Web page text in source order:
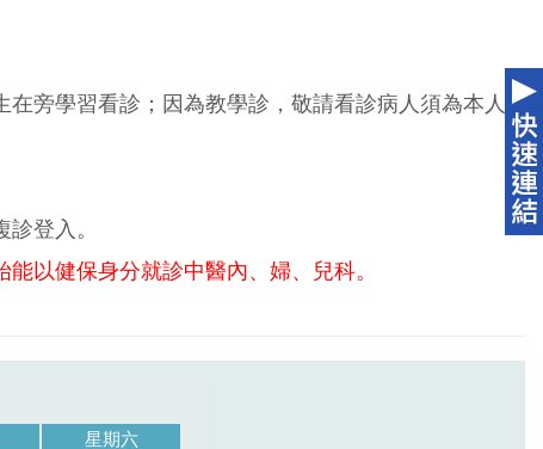
旁學習看診；因為教學診，敬請看診病人須為本人
登入。
以健保身分就診中醫內、婦、兒科。